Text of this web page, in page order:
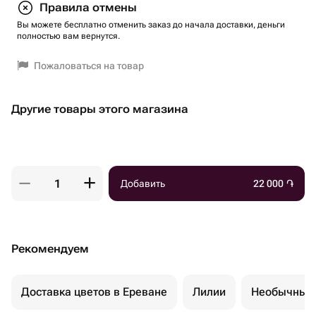
Правила отмены
Вы можете бесплатно отменить заказ до начала доставки, деньги
полностью вам вернутся.
Пожаловаться на товар
Другие товары этого магазина
Добавить 22 000 ֏
Рекомендуем
Доставка цветов в Ереване Лилии Необычные